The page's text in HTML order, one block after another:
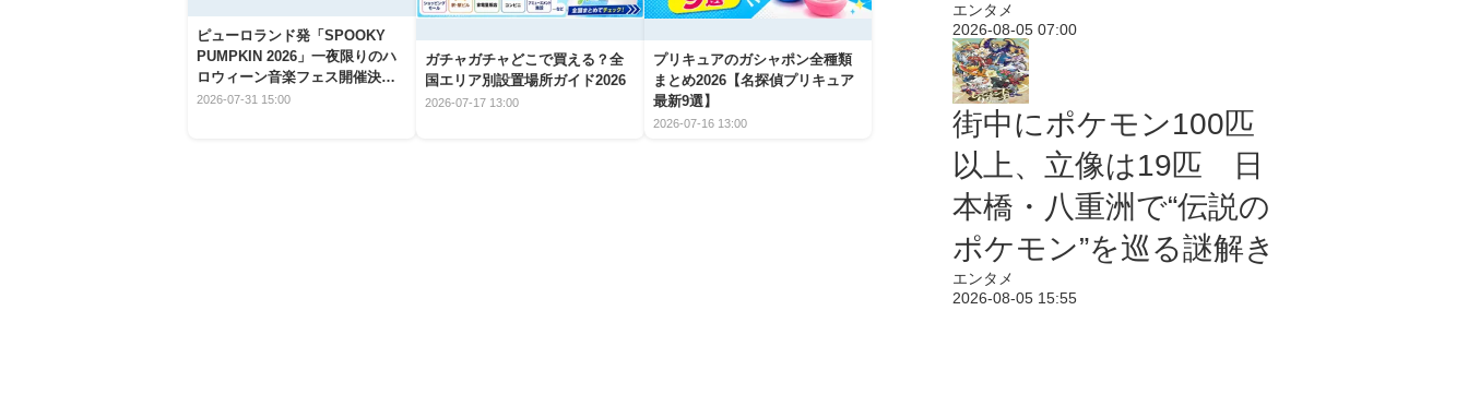
ピューロランド発「SPOOKY
PUMPKIN 2026」一夜限りのハ
ロウィーン音楽フェス開催決
定！
2026-07-31 15:00
ガチャガチャどこで買える？全
国エリア別設置場所ガイド2026
2026-07-17 13:00
プリキュアのガシャポン全種類
まとめ2026【名探偵プリキュア
最新9選】
2026-07-16 13:00
エンタメ
2026-08-05 07:00
街中にポケモン100匹
以上、立像は19匹 日
本橋・八重洲で“伝説の
ポケモン”を巡る謎解き
エンタメ
2026-08-05 15:55